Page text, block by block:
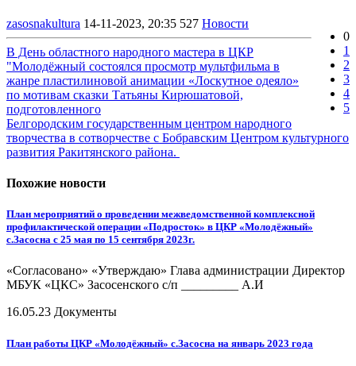
zasosnakultura 14-11-2023, 20:35 527 Новости
0
1
2
3
4
5
В День областного народного мастера в ЦКР
"Молодёжный состоялся просмотр мультфильма в
жанре пластилиновой анимации «Лоскутное одеяло»
по мотивам сказки Татьяны Кирюшатовой,
подготовленного
Белгородским государственным центром народного
творчества в сотворчестве с Бобравским Центром культурного
развития Ракитянского района.
Похожие новости
План мероприятий о проведении межведомственной комплексной
профилактической операции «Подросток» в ЦКР «Молодёжный»
с.Засосна с 25 мая по 15 сентября 2023г.
«Согласовано» «Утверждаю» Глава администрации Директор
МБУК «ЦКС» Засосенского с/п _________ А.И
16.05.23 Документы
План работы ЦКР «Молодёжный» с.Засосна на январь 2023 года